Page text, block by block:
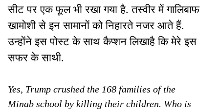
सीट पर एक फूल भी रखा गया है. तस्वीर में गालिबाफ
खामोशी से इन सामानों को निहारते नजर आते हैं.
उन्होंने इस पोस्ट के साथ कैप्शन लिखाहै कि मेरे इस
सफर के साथी.
Yes, Trump crushed the 168 families of the
Minab school by killing their children. Who is